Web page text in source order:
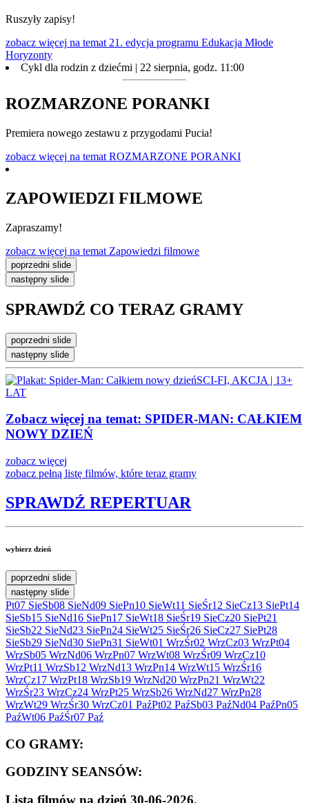
Ruszyły zapisy!
zobacz więcej na temat 21. edycja programu Edukacja Młode
Horyzonty
Cykl dla rodzin z dziećmi | 22 sierpnia, godz. 11:00
ROZMARZONE PORANKI
Premiera nowego zestawu z przygodami Pucia!
zobacz więcej na temat ROZMARZONE PORANKI
ZAPOWIEDZI FILMOWE
Zapraszamy!
zobacz więcej na temat Zapowiedzi filmowe
poprzedni slide
następny slide
SPRAWDŹ CO TERAZ GRAMY
poprzedni slide
następny slide
SCI-FI, AKCJA | 13+
LAT
Zobacz więcej na temat: SPIDER-MAN: CAŁKIEM
NOWY DZIEŃ
zobacz więcej
zobacz pełną listę filmów, które teraz gramy
SPRAWDŹ REPERTUAR
wybierz dzień
poprzedni slide
następny slide
Pt07 SieSb08 SieNd09 SiePn10 SieWt11 SieŚr12 SieCz13 SiePt14
SieSb15 SieNd16 SiePn17 SieWt18 SieŚr19 SieCz20 SiePt21
SieSb22 SieNd23 SiePn24 SieWt25 SieŚr26 SieCz27 SiePt28
SieSb29 SieNd30 SiePn31 SieWt01 WrzŚr02 WrzCz03 WrzPt04
WrzSb05 WrzNd06 WrzPn07 WrzWt08 WrzŚr09 WrzCz10
WrzPt11 WrzSb12 WrzNd13 WrzPn14 WrzWt15 WrzŚr16
WrzCz17 WrzPt18 WrzSb19 WrzNd20 WrzPn21 WrzWt22
WrzŚr23 WrzCz24 WrzPt25 WrzSb26 WrzNd27 WrzPn28
WrzWt29 WrzŚr30 WrzCz01 PaźPt02 PaźSb03 PaźNd04 PaźPn05
PaźWt06 PaźŚr07 Paź
CO GRAMY:
GODZINY SEANSÓW:
Lista filmów na dzień 30-06-2026.